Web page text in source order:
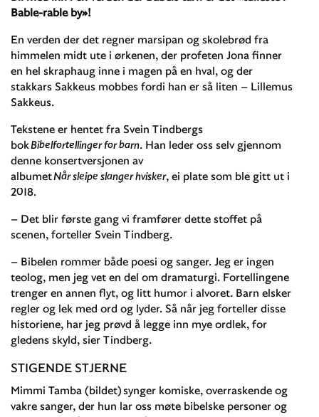
Bable-rable by»!
En verden der det regner marsipan og skolebrød fra
himmelen midt ute i ørkenen, der profeten Jona finner
en hel skraphaug inne i magen på en hval, og der
stakkars Sakkeus mobbes fordi han er så liten – Lillemus
Sakkeus.
Tekstene er hentet fra Svein Tindbergs
bokBibelfortellinger for barn. Han leder oss selv gjennom
denne konsertversjonen av
albumetNår sleipe slanger hvisker, ei plate som ble gitt ut i
2018.
– Det blir første gang vi framfører dette stoffet på
scenen, forteller Svein Tindberg.
– Bibelen rommer både poesi og sanger. Jeg er ingen
teolog, men jeg vet en del om dramaturgi. Fortellingene
trenger en annen flyt, og litt humor i alvoret. Barn elsker
regler og lek med ord og lyder. Så når jeg forteller disse
historiene, har jeg prøvd å legge inn mye ordlek, for
gledens skyld, sier Tindberg.
STIGENDE STJERNE
Mimmi Tamba (bildet) synger komiske, overraskende og
vakre sanger, der hun lar oss møte bibelske personer og